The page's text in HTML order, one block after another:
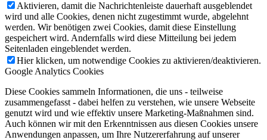
Aktivieren, damit die Nachrichtenleiste dauerhaft ausgeblendet
wird und alle Cookies, denen nicht zugestimmt wurde, abgelehnt
werden. Wir benötigen zwei Cookies, damit diese Einstellung
gespeichert wird. Andernfalls wird diese Mitteilung bei jedem
Seitenladen eingeblendet werden.
Hier klicken, um notwendige Cookies zu aktivieren/deaktivieren.
Google Analytics Cookies
Diese Cookies sammeln Informationen, die uns - teilweise
zusammengefasst - dabei helfen zu verstehen, wie unsere Webseite
genutzt wird und wie effektiv unsere Marketing-Maßnahmen sind.
Auch können wir mit den Erkenntnissen aus diesen Cookies unsere
Anwendungen anpassen, um Ihre Nutzererfahrung auf unserer